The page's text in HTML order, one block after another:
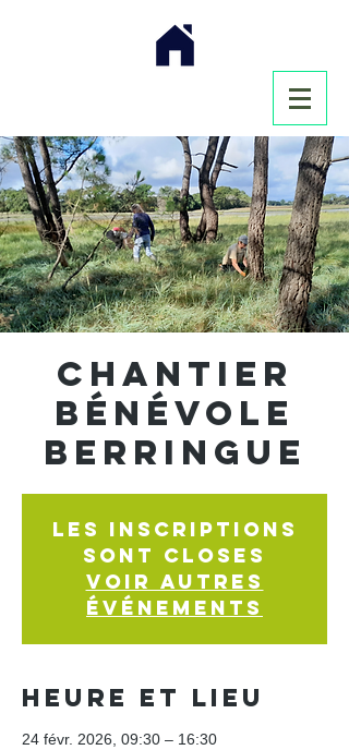
Chantier
bénévole
Berringue
Les inscriptions
sont closes
Voir autres
événements
Heure et lieu
24 févr. 2026, 09:30 – 16:30